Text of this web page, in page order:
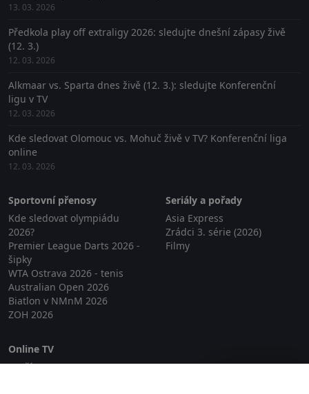
13. 03. 2026
Předkola play off extraligy 2026: sledujte dnešní zápasy živě
(12. 3.)
12. 03. 2026
Alkmaar vs. Sparta dnes živě (12. 3.): sledujte Konferenční
ligu v TV
12. 03. 2026
Kde sledovat Olomouc vs. Mohuč živě v TV? Konferenční liga
online
12. 03. 2026
Sportovní přenosy
Kde sledovat olympiádu
2026?
Premier League Darts 2026 -
šipky
WTA Ostrava 2026 - tenis
Australian Open 2026
Biatlon v NMnM 2026
ZOH 2026
Seriály a pořady
Asia Express
Zrádci 3. série (2026)
Filmy
Online TV
Lepší.TV